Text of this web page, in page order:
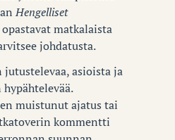
Hengelliset
matkalaista
johdatusta.
asioista ja
muistunut ajatus tai
kommentti